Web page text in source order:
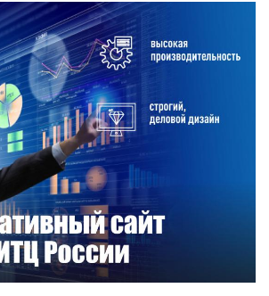
Смотреть проект